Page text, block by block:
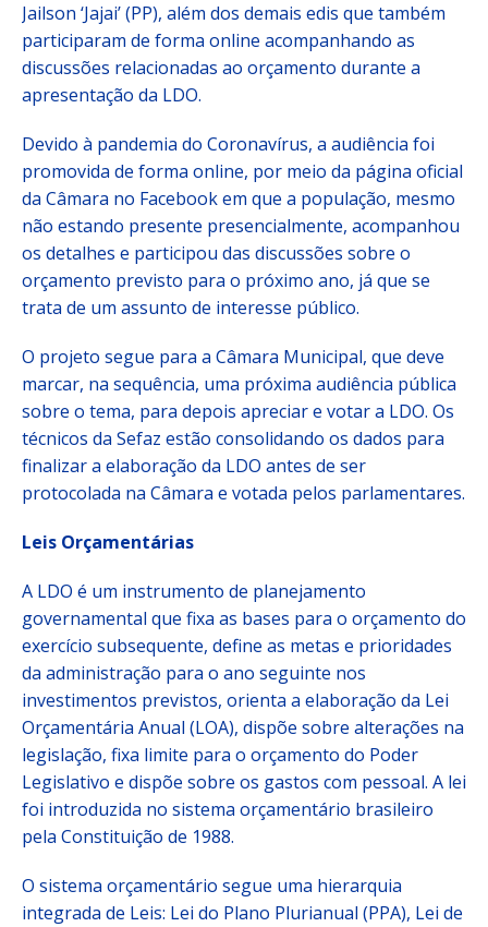
Jailson ‘Jajai’ (PP), além dos demais edis que também
participaram de forma online acompanhando as
discussões relacionadas ao orçamento durante a
apresentação da LDO.
Devido à pandemia do Coronavírus, a audiência foi
promovida de forma online, por meio da página oficial
da Câmara no Facebook em que a população, mesmo
não estando presente presencialmente, acompanhou
os detalhes e participou das discussões sobre o
orçamento previsto para o próximo ano, já que se
trata de um assunto de interesse público.
O projeto segue para a Câmara Municipal, que deve
marcar, na sequência, uma próxima audiência pública
sobre o tema, para depois apreciar e votar a LDO. Os
técnicos da Sefaz estão consolidando os dados para
finalizar a elaboração da LDO antes de ser
protocolada na Câmara e votada pelos parlamentares.
Leis Orçamentárias
A LDO é um instrumento de planejamento
governamental que fixa as bases para o orçamento do
exercício subsequente, define as metas e prioridades
da administração para o ano seguinte nos
investimentos previstos, orienta a elaboração da Lei
Orçamentária Anual (LOA), dispõe sobre alterações na
legislação, fixa limite para o orçamento do Poder
Legislativo e dispõe sobre os gastos com pessoal. A lei
foi introduzida no sistema orçamentário brasileiro
pela Constituição de 1988.
O sistema orçamentário segue uma hierarquia
integrada de Leis: Lei do Plano Plurianual (PPA), Lei de